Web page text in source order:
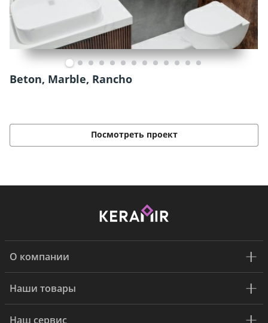
Beton, Marble, Rancho
Посмотреть проект
О компании
Наши товары
Наш сервис